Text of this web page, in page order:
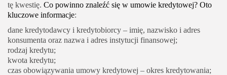
tę kwestię. Co powinno znaleźć się w umowie kredytowej? Oto
kluczowe informacje:
dane kredytodawcy i kredytobiorcy – imię, nazwisko i adres
konsumenta oraz nazwa i adres instytucji finansowej;
rodzaj kredytu;
kwota kredytu;
czas obowiązywania umowy kredytowej – okres kredytowania;